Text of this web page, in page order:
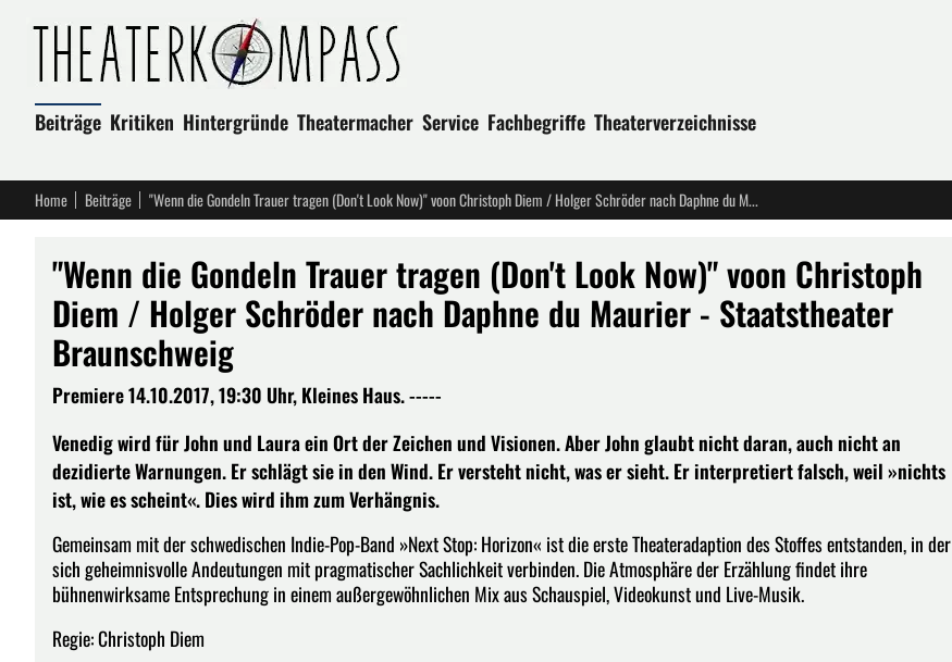
Beiträge Kritiken Hintergründe Theatermacher Service Fachbegriffe Theaterverzeichnisse
Home Beiträge "Wenn die Gondeln Trauer tragen (Don't Look Now)" voon Christoph Diem / Holger Schröder nach Daphne du Maurier - Staatstheater Braunschweig
"Wenn die Gondeln Trauer tragen (Don't Look Now)" voon Christoph
Diem / Holger Schröder nach Daphne du Maurier - Staatstheater
Braunschweig
Premiere 14.10.2017, 19:30 Uhr, Kleines Haus. -----
Venedig wird für John und Laura ein Ort der Zeichen und Visionen. Aber John glaubt nicht daran, auch nicht an
dezidierte Warnungen. Er schlägt sie in den Wind. Er versteht nicht, was er sieht. Er interpretiert falsch, weil »nichts
ist, wie es scheint«. Dies wird ihm zum Verhängnis.
Gemeinsam mit der schwedischen Indie-Pop-Band »Next Stop: Horizon« ist die erste Theateradaption des Stoffes entstanden, in der
sich geheimnisvolle Andeutungen mit pragmatischer Sachlichkeit verbinden. Die Atmosphäre der Erzählung findet ihre
bühnenwirksame Entsprechung in einem außergewöhnlichen Mix aus Schauspiel, Videokunst und Live-Musik.
Regie: Christoph Diem